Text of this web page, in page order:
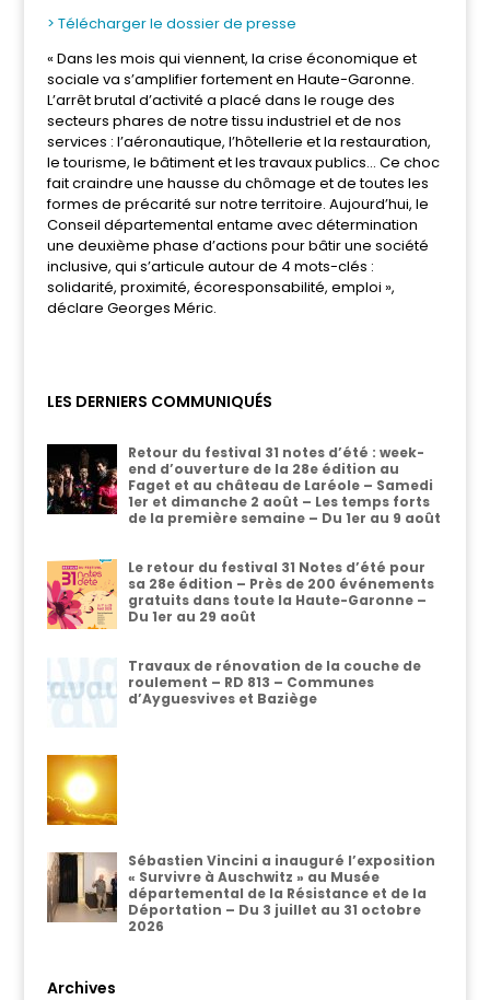
> Télécharger le dossier de presse
« Dans les mois qui viennent, la crise économique et
sociale va s’amplifier fortement en Haute-Garonne.
L’arrêt brutal d’activité a placé dans le rouge des
secteurs phares de notre tissu industriel et de nos
services : l’aéronautique, l’hôtellerie et la restauration,
le tourisme, le bâtiment et les travaux publics… Ce choc
fait craindre une hausse du chômage et de toutes les
formes de précarité sur notre territoire. Aujourd’hui, le
Conseil départemental entame avec détermination
une deuxième phase d’actions pour bâtir une société
inclusive, qui s’articule autour de 4 mots-clés :
solidarité, proximité, écoresponsabilité, emploi »,
déclare Georges Méric.
LES DERNIERS COMMUNIQUÉS
Retour du festival 31 notes d’été : week-
end d’ouverture de la 28e édition au
Faget et au château de Laréole – Samedi
1er et dimanche 2 août – Les temps forts
de la première semaine – Du 1er au 9 août
Le retour du festival 31 Notes d’été pour
sa 28e édition – Près de 200 événements
gratuits dans toute la Haute-Garonne –
Du 1er au 29 août
Travaux de rénovation de la couche de
roulement – RD 813 – Communes
d’Ayguesvives et Baziège
Sébastien Vincini a inauguré l’exposition
« Survivre à Auschwitz » au Musée
départemental de la Résistance et de la
Déportation – Du 3 juillet au 31 octobre
2026
Archives